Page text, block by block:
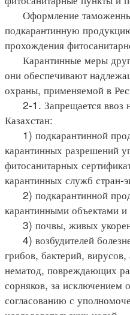
Оформление
подкарантинную
прохождения
Карантинные меры
они обеспечивают
охраны, применяемой в
2-1. Запрещается ввоз
Казахстан:
1) подкарантинной
карантинных разрешений
фитосанитарных
карантинных служб стран-
2) подкарантинной
карантинными объектами
3) почвы, живых
4) возбудителей
грибов, бактерий,
нематод, повреждающих
сорняков, за исключением
согласованию с